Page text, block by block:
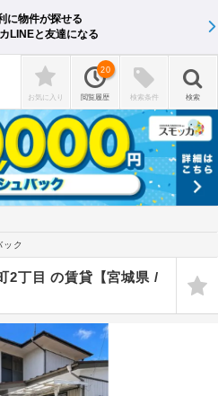
に物件が探せる
LINEと友達になる
お気に入り 閲覧履歴
20
検索条件 検索
ック
2丁目 の賃貸【宮城県 /